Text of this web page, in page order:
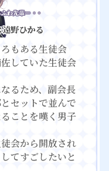
もある生徒会
していた生徒会
るため、副会長
セットで並んで
ことを嘆く男子
会から開放され
てすごしたいと